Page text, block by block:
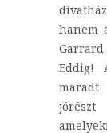
hanem
Eddig!
maradt